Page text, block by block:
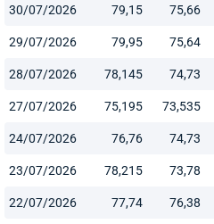
30/07/2026 79,15 75,66
29/07/2026 79,95 75,64
28/07/2026 78,145 74,73
27/07/2026 75,195 73,535
24/07/2026 76,76 74,73
23/07/2026 78,215 73,78
22/07/2026 77,74 76,38